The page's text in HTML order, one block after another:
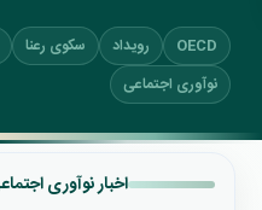
OECD رویداد سکوی رعنا
نوآوری اجتماعی
اخبار نوآوری